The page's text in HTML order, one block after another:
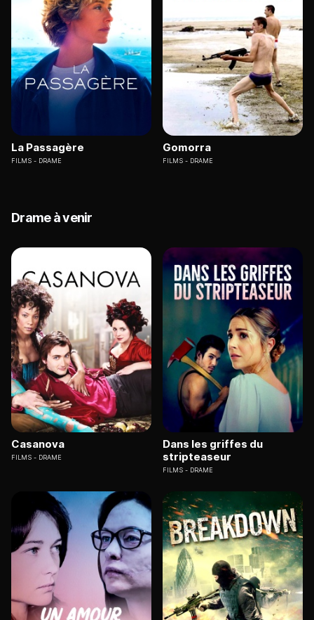
La Passagère
FILMS DRAME
Gomorra
FILMS DRAME
Drame à venir
Casanova
FILMS DRAME
Dans les griffes du
stripteaseur
FILMS DRAME